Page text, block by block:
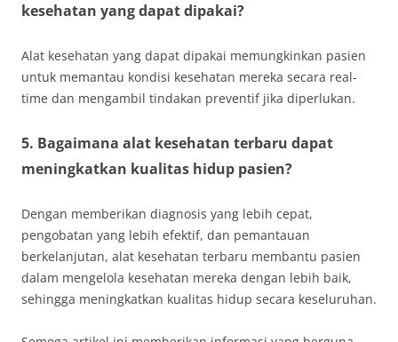
kesehatan yang dapat dipakai?
Alat kesehatan yang dapat dipakai memungkinkan pasien
untuk memantau kondisi kesehatan mereka secara real-
time dan mengambil tindakan preventif jika diperlukan.
5. Bagaimana alat kesehatan terbaru dapat
meningkatkan kualitas hidup pasien?
Dengan memberikan diagnosis yang lebih cepat,
pengobatan yang lebih efektif, dan pemantauan
berkelanjutan, alat kesehatan terbaru membantu pasien
dalam mengelola kesehatan mereka dengan lebih baik,
sehingga meningkatkan kualitas hidup secara keseluruhan.